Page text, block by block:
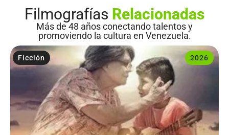
Filmografías Relacionadas
Más de 48 años conectando talentos y
promoviendo la cultura en Venezuela.
2026
Ficción